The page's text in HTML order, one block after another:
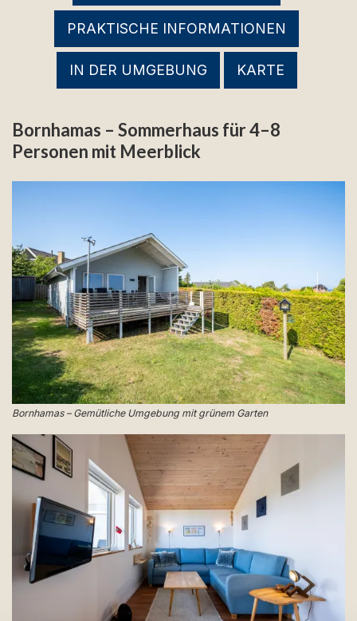
PRAKTISCHE INFORMATIONEN
IN DER UMGEBUNG KARTE
Bornhamas – Sommerhaus für 4–8
Personen mit Meerblick
Bornhamas – Gemütliche Umgebung mit grünem Garten